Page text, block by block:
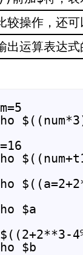
较操作，还
出运算表达
$a
$b